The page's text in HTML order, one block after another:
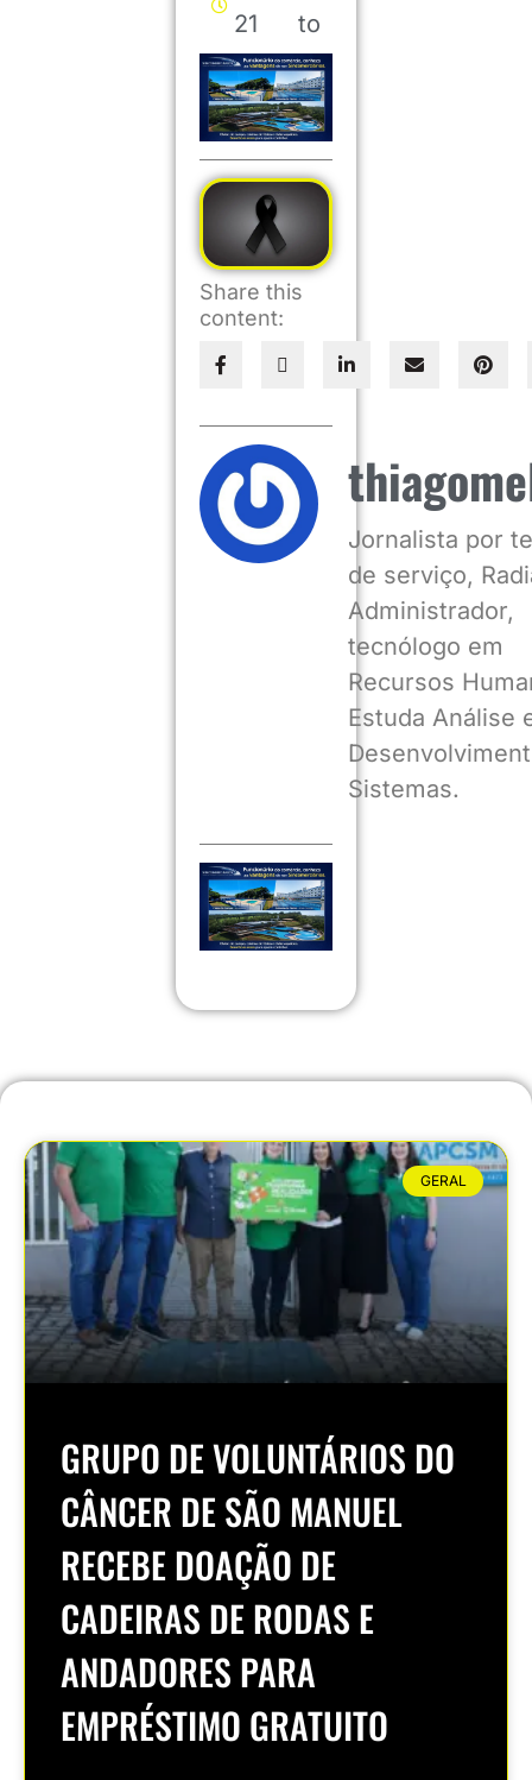
21
to
Share this
content:
Jornalista por
de serviço,
Administrador,
tecnólogo em
Recursos
Estuda Análise
Sistemas.
GERAL
GRUPO DE VOLUNTÁRIOS DO
CÂNCER DE SÃO MANUEL
RECEBE DOAÇÃO DE
CADEIRAS DE RODAS E
ANDADORES PARA
EMPRÉSTIMO GRATUITO